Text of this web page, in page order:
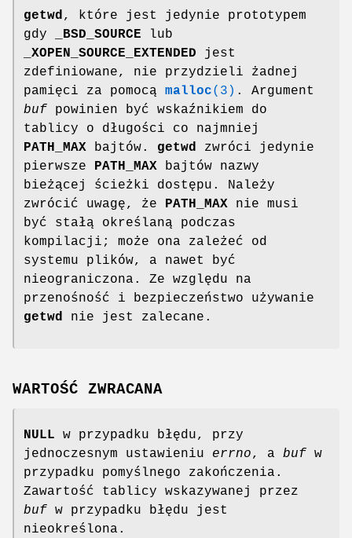
getwd , które jest jedynie prototypem
gdy
_BSD_SOURCE lub
_XOPEN_SOURCE_EXTENDED jest
zdefiniowane, nie przydzieli żadnej
pamięci za pomocą malloc(3) . Argument
buf powinien być wskaźnikiem do
tablicy o długości co najmniej
PATH_MAX bajtów. getwd
zwróci jedynie
pierwsze
PATH_MAX bajtów nazwy
bieżącej ścieżki dostępu. Należy
zwrócić uwagę, że
PATH_MAX nie musi
być stałą określaną podczas
kompilacji; może ona zależeć od
systemu plików, a nawet być
nieograniczona. Ze względu na
przenośność i bezpieczeństwo używanie
getwd
nie jest zalecane.
WARTOŚĆ ZWRACANA
NULL w przypadku błędu, przy
jednoczesnym ustawieniu errno, a buf w
przypadku pomyślnego zakończenia.
Zawartość tablicy wskazywanej przez
buf w przypadku błędu jest
nieokreślona.